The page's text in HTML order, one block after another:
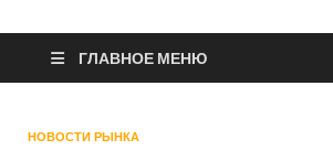
ГЛАВНОЕ МЕНЮ
НОВОСТИ РЫНКА